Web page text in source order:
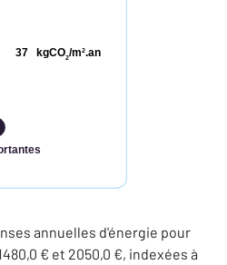
kgCO2/m2.an
37
annuelles d'énergie pour
€ et 2050,0 €, indexées à